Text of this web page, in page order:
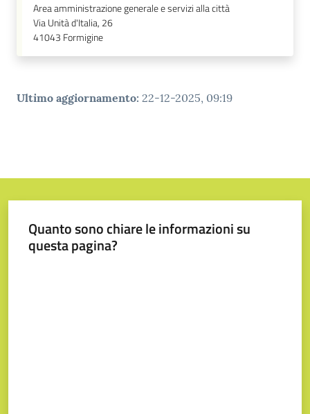
Area amministrazione generale e servizi alla città
Via Unità d'Italia, 26
41043 Formigine
Ultimo aggiornamento: 22-12-2025, 09:19
Quanto sono chiare le informazioni su
questa pagina?